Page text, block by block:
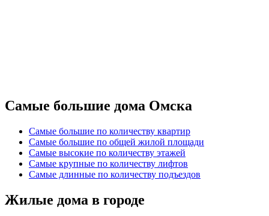
Самые большие дома Омска
Самые большие по количеству квартир
Самые большие по общей жилой площади
Самые высокие по количеству этажей
Самые крупные по количеству лифтов
Самые длинные по количеству подъездов
Жилые дома в городе